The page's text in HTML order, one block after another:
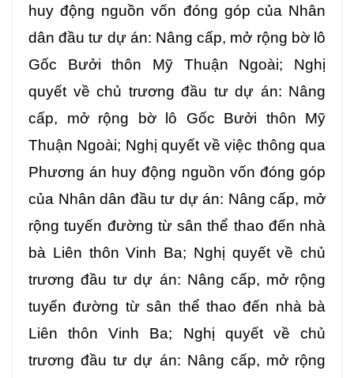
huy động nguồn vốn đóng góp của Nhân
dân đầu tư dự án: Nâng cấp, mở rộng bờ lô
Gốc Bưởi thôn Mỹ Thuận Ngoài; Nghị
quyết về chủ trương đầu tư dự án: Nâng
cấp, mở rộng bờ lô Gốc Bưởi thôn Mỹ
Thuận Ngoài; Nghị quyết về việc thông qua
Phương án huy động nguồn vốn đóng góp
của Nhân dân đầu tư dự án: Nâng cấp, mở
rộng tuyến đường từ sân thể thao đến nhà
bà Liên thôn Vinh Ba; Nghị quyết về chủ
trương đầu tư dự án: Nâng cấp, mở rộng
tuyến đường từ sân thể thao đến nhà bà
Liên thôn Vinh Ba; Nghị quyết về chủ
trương đầu tư dự án: Nâng cấp, mở rộng